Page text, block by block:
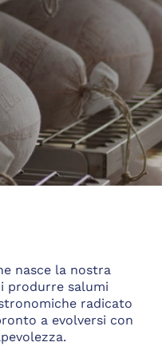
nasce la nostra
produrre salumi
radicato
a evolversi con